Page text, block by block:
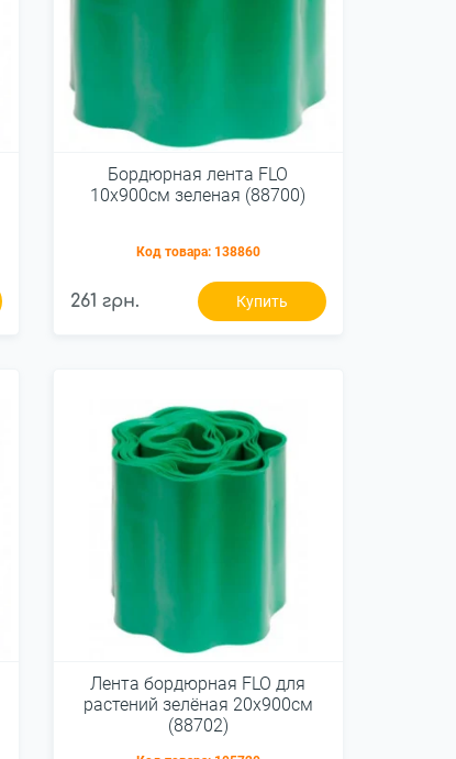
Бордюрная лента FLO
10x900см зеленая (88700)
Код товара: 138860
261 грн. Купить
Лента бордюрная FLO для
растений зелёная 20х900см
(88702)